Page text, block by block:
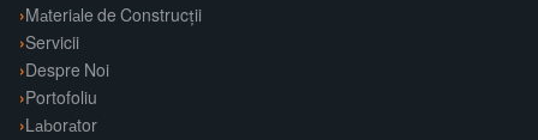
Materiale de Construcții
Servicii
Despre Noi
Portofoliu
Laborator